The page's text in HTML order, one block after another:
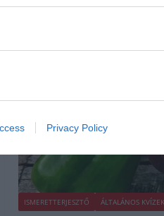
Privacy Policy
ISMERETTERJESZTŐ ÁLTALÁNOS KVÍZEK